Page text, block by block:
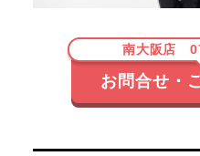
南大阪店
お問合せ・